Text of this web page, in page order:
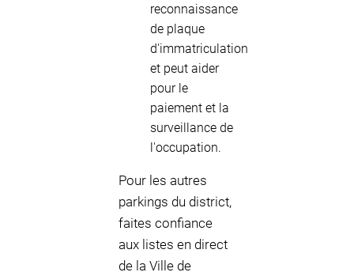
reconnaissance
de plaque
d'immatriculation
et peut aider
pour le
paiement et la
surveillance de
l'occupation.
Pour les autres
parkings du district,
faites confiance
aux listes en direct
de la Ville de